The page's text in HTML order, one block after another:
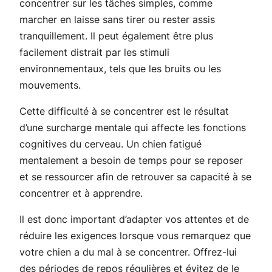
concentrer sur les tâches simples, comme
marcher en laisse sans tirer ou rester assis
tranquillement. Il peut également être plus
facilement distrait par les stimuli
environnementaux, tels que les bruits ou les
mouvements.
Cette difficulté à se concentrer est le résultat
d’une surcharge mentale qui affecte les fonctions
cognitives du cerveau. Un chien fatigué
mentalement a besoin de temps pour se reposer
et se ressourcer afin de retrouver sa capacité à se
concentrer et à apprendre.
Il est donc important d’adapter vos attentes et de
réduire les exigences lorsque vous remarquez que
votre chien a du mal à se concentrer. Offrez-lui
des périodes de repos régulières et évitez de le